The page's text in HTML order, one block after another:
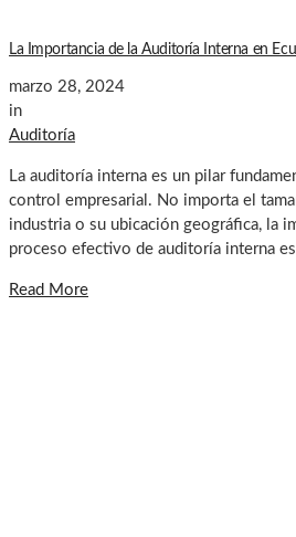
La Importancia de la Auditoría Interna en
marzo 28, 2024
in
Auditoría
La auditoría interna es un pilar
control empresarial. No importa el
industria o su ubicación geográfica, la
proceso efectivo de auditoría interna
Read More